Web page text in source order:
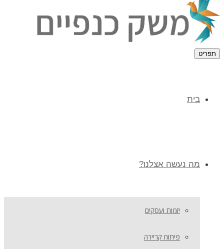
תפריט
בית
מה נעשה אצלנו?
יזמות ועסקים
פיתוח קריירה